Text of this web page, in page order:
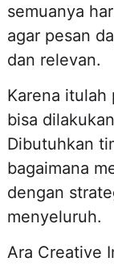
semuanya
agar pesan
dan relevan.
Karena
bisa
Dibutuhkan
bagaimana
dengan
menyeluruh.
Ara Creative